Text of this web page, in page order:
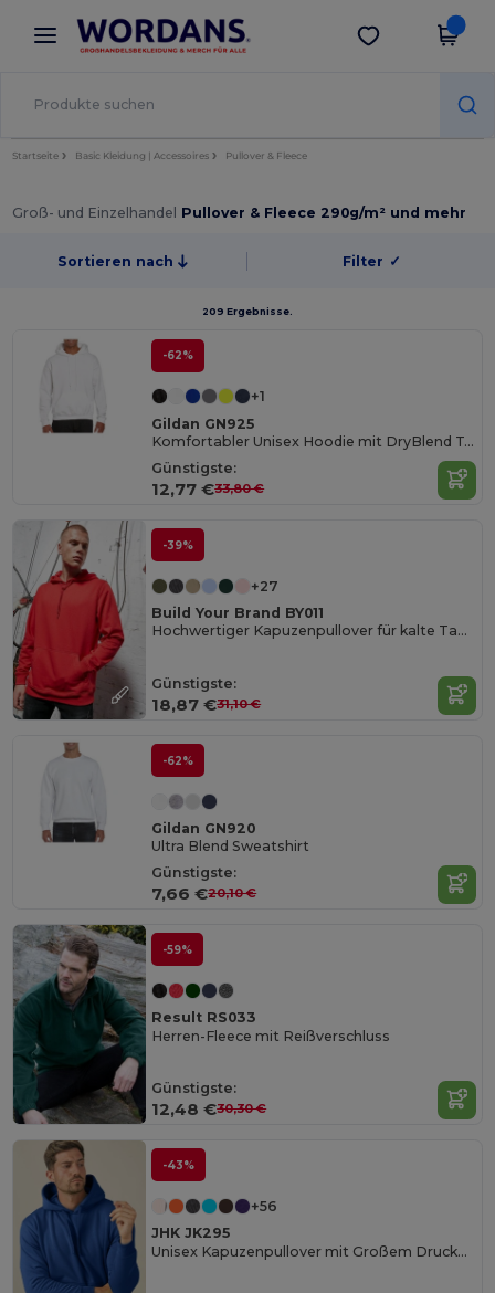
× Wordans App
Bessere Preise in der App!
App holen
Startseite Basic Kleidung | Accessoires Pullover & Fleece
Groß- und Einzelhandel Pullover & Fleece 290g/m² und mehr
Sortieren nach Filter ✓
209 Ergebnisse.
-62%
+1
Gildan GN925
Komfortabler Unisex Hoodie mit DryBlend Technologie
Günstigste:
12,77 €33,80 €
-39%
+27
Build Your Brand BY011
Hochwertiger Kapuzenpullover für kalte Tage
Günstigste:
18,87 €31,10 €
-62%
Gildan GN920
Ultra Blend Sweatshirt
Günstigste:
7,66 €20,10 €
-59%
Result RS033
Herren-Fleece mit Reißverschluss
Günstigste:
12,48 €30,30 €
-43%
+56
JHK JK295
Unisex Kapuzenpullover mit Großem Druckbereich